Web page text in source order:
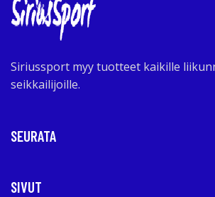
Siriussport myy tuotteet kaikille
seikkailijoille.
SEURATA
SIVUT